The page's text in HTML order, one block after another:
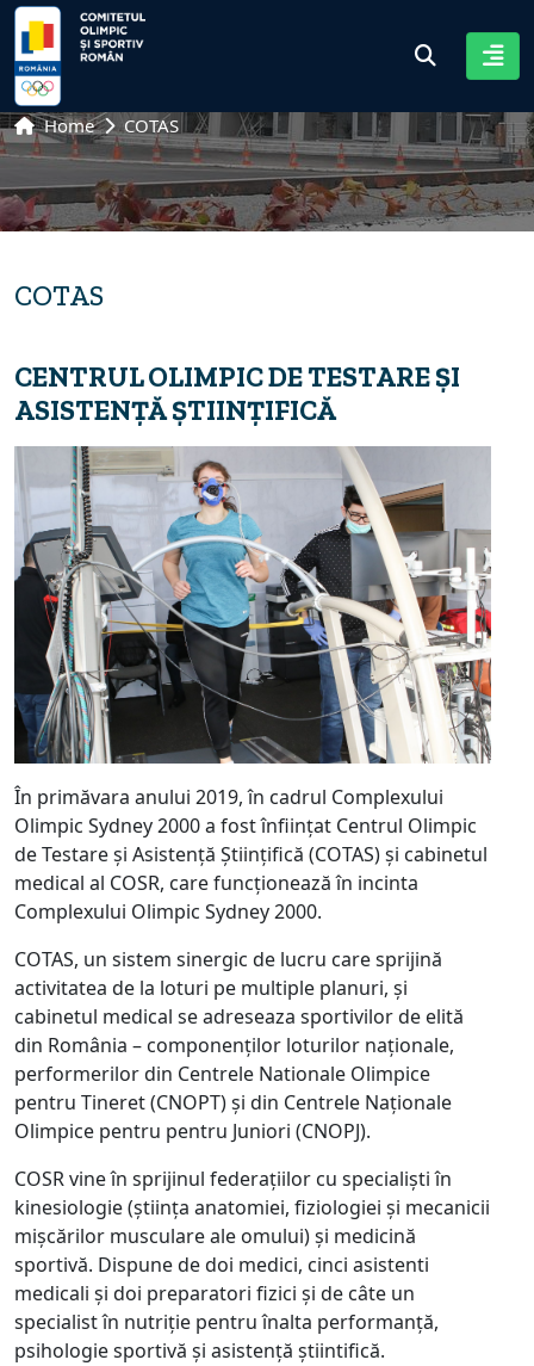
Home COTAS
COTAS
CENTRUL OLIMPIC DE TESTARE ŞI
ASISTENŢĂ ŞTIINȚIFICĂ
În primăvara anului 2019, în cadrul Complexului
Olimpic Sydney 2000 a fost înființat Centrul Olimpic
de Testare şi Asistenţă Ştiințifică (COTAS) și cabinetul
medical al COSR, care funcționează în incinta
Complexului Olimpic Sydney 2000.
COTAS, un sistem sinergic de lucru care sprijină
activitatea de la loturi pe multiple planuri, și
cabinetul medical se adreseaza sportivilor de elită
din România – componenților loturilor naționale,
performerilor din Centrele Nationale Olimpice
pentru Tineret (CNOPT) și din Centrele Naționale
Olimpice pentru pentru Juniori (CNOPJ).
COSR vine în sprijinul federațiilor cu specialiști în
kinesiologie (știința anatomiei, fiziologiei și mecanicii
mișcărilor musculare ale omului) și medicină
sportivă. Dispune de doi medici, cinci asistenti
medicali și doi preparatori fizici și de câte un
specialist în nutriție pentru înalta performanță,
psihologie sportivă și asistență știintifică.